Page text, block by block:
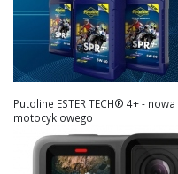
Putoline ESTER TECH® 4+ -
motocyklowego